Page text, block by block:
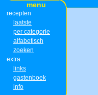
menu
recepten
laatste
per categorie
alfabetisch
zoeken
extra
links
gastenboek
info